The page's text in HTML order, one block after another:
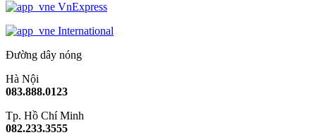
VnExpress
International
Đường dây nóng
Hà Nội
083.888.0123
Tp. Hồ Chí Minh
082.233.3555